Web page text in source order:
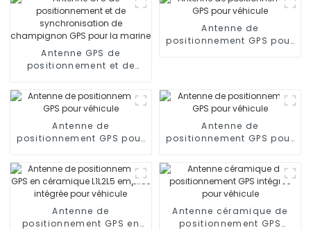
Antenne GPS de
positionnement et de
champignon GPS pour la
marine
Antenne de
positionnement GPS pour
Antenne de
positionnement GPS pour
Antenne de
positionnement GPS pour
Antenne de
positionnement GPS en
Antenne céramique de
positionnement GPS